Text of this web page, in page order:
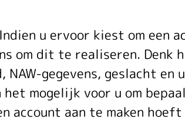
u ervoor kiest om een
om dit te realiseren. Denk
gegevens, geslacht en
het mogelijk voor u om
account aan te maken hoeft